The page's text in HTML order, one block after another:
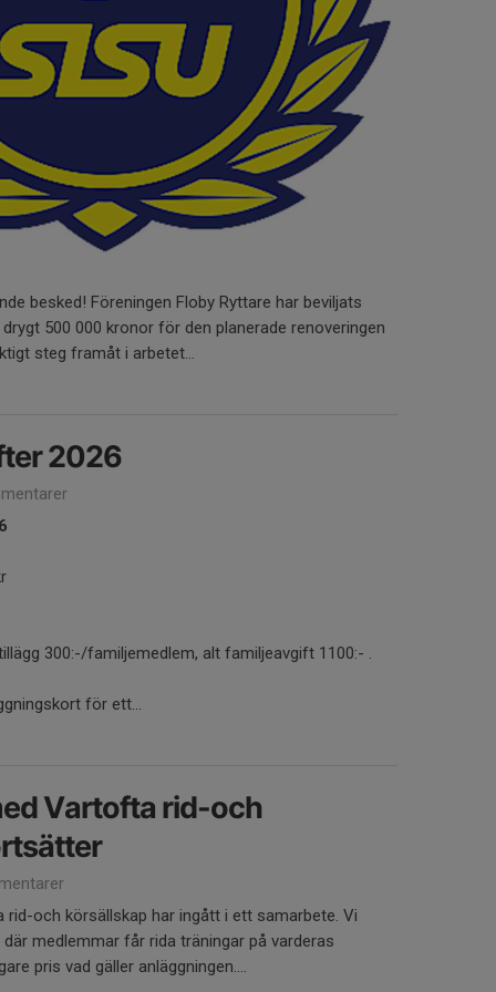
besked! Föreningen Floby Ryttare har beviljats
500 000 kronor för den planerade renoveringen
steg framåt i arbetet...
2026
300:-/familjemedlem, alt familjeavgift 1100:- .
för ett...
Vartofta rid-och
och körsällskap har ingått i ett samarbete. Vi
medlemmar får rida träningar på varderas
pris vad gäller anläggningen....